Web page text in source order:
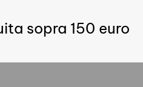
sopra 150 euro